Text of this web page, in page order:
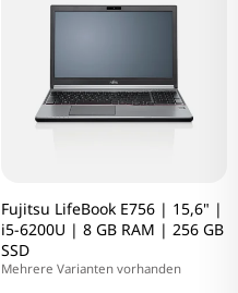
Fujitsu LifeBook E756 | 15,6" |
i5-6200U | 8 GB RAM | 256 GB
SSD
Mehrere Varianten vorhanden